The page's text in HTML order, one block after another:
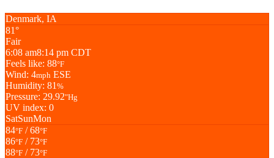
Denmark, IA
81°
Fair
6:08 am8:14 pm CDT
Feels like: 88°F
Wind: 4mph ESE
Humidity: 81 %
Pressure: 29.92"Hg
UV index: 0
SatSunMon
84°F / 68°F
86°F / 73°F
88°F / 73°F